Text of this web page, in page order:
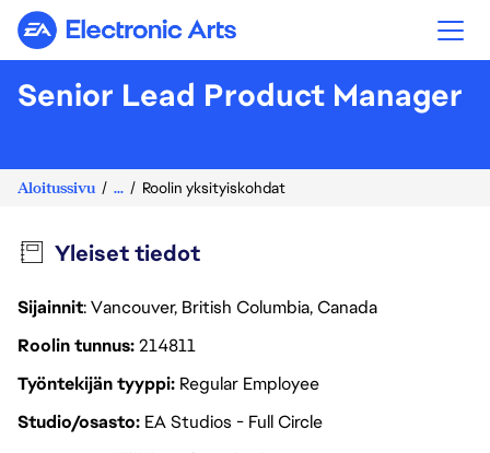
Electronic Arts
Senior Lead Product Manager
Aloitussivu ... Roolin yksityiskohdat
Yleiset tiedot
Sijainnit: Vancouver, British Columbia, Canada
Roolin tunnus214811
Työntekijän tyyppi Regular Employee
Studio/osasto EA Studios - Full Circle